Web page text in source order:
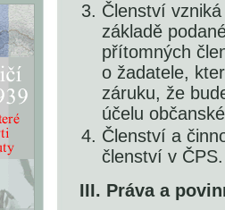
Členství
základě
přítomných
o žadatele,
záruku, že
účelu
Členství a
členství v ČPS.
III. Práva a